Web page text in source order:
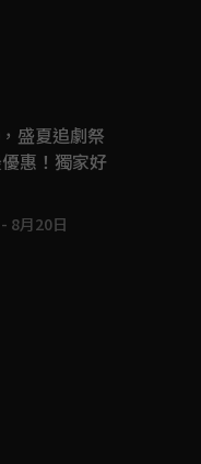
盛夏追劇祭
惠！獨家好
- 8月20日